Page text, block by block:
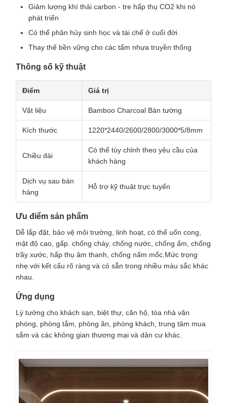
Giảm lượng khí thải carbon - tre hấp thụ CO2 khi nó
phát triển
Có thể phân hủy sinh học và tái chế ở cuối đời
Thay thế bền vững cho các tấm nhựa truyền thống
Thông số kỹ thuật
Điểm Giá trị
Vật liệu Bamboo Charcoal Bàn tường
Kích thước 1220*2440/2600/2800/3000*5/8mm
Chiều dài
Có thể tùy chỉnh theo yêu cầu của
khách hàng
Dịch vụ sau bán
hàng
Hỗ trợ kỹ thuật trực tuyến
Ưu điểm sản phẩm
Dễ lắp đặt, bảo vệ môi trường, linh hoạt, có thể uốn cong,
mật độ cao, gấp. chống cháy, chống nước, chống ẩm, chống
trầy xước, hấp thụ âm thanh, chống nấm mốc.Mức trọng
nhẹ với kết cấu rõ ràng và có sẵn trong nhiều màu sắc khác
nhau.
Ứng dụng
Lý tưởng cho khách sạn, biệt thự, căn hộ, tòa nhà văn
phòng, phòng tắm, phòng ăn, phòng khách, trung tâm mua
sắm và các không gian thương mại và dân cư khác.